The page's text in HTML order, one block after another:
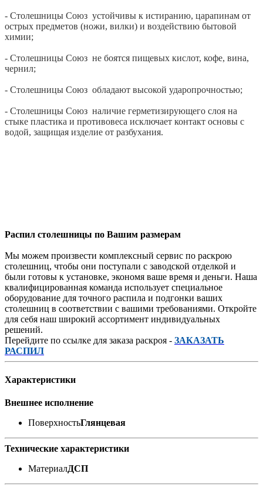
- Столешницы Союз устойчивы к истиранию, царапинам от
острых предметов (ножи, вилки) и воздействию бытовой
химии;
- Столешницы Союз не боятся пищевых кислот, кофе, вина,
чернил;
- Столешницы Союз обладают высокой ударопрочностью;
- Столешницы Союз наличие герметизирующего слоя на
стыке пластика и противовеса исключает контакт основы с
водой, защищая изделие от разбухания.
Распил столешницы по Вашим размерам
Мы можем произвести комплексный сервис по раскрою
столешниц, чтобы они поступали с заводской отделкой и
были готовы к установке, экономя ваше время и деньги. Наша
квалифицированная команда использует специальное
оборудование для точного распила и подгонки ваших
столешниц в соответствии с вашими требованиями. Откройте
для себя наш широкий ассортимент индивидуальных
решений.
Перейдите по ссылке для заказа раскроя - ЗАКАЗАТЬ
РАСПИЛ
Характеристики
Внешнее исполнение
ПоверхностьГлянцевая
Технические характеристики
МатериалДСП